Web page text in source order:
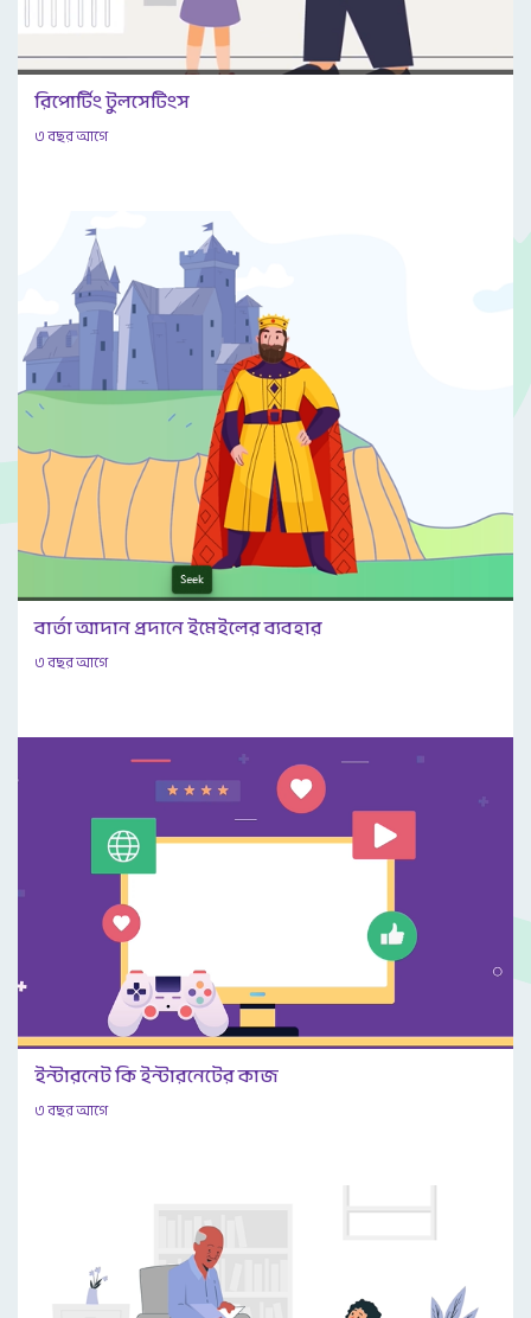
রিপোর্টিং টুলসেটিংস
৩ বছর আগে
বার্তা আদান প্রদানে ইমেইলের ব্যবহার
৩ বছর আগে
ইন্টারনেট কি ইন্টারনেটের কাজ
৩ বছর আগে